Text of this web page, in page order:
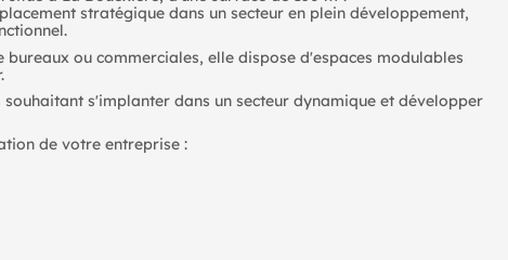
stratégique dans un secteur en plein développement,
ou commerciales, elle dispose d'espaces modulables
s'implanter dans un secteur dynamique et développer
de votre entreprise :